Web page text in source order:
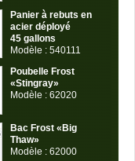
Panier à rebuts en
acier déployé
45 gallons
Modèle : 540111
Poubelle Frost
«Stingray»
Modèle : 62020
Bac Frost «Big
Thaw»
Modèle : 62000